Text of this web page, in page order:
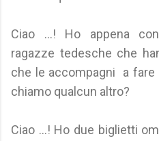
Ciao ...! Ho appena
ragazze tedesche che
che le accompagni a
chiamo qualcun altro?
Ciao ...! Ho due biglietti